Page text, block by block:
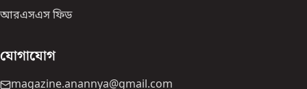
আরএসএস ফিড
যোগাযোগ
magazine.anannya@gmail.com